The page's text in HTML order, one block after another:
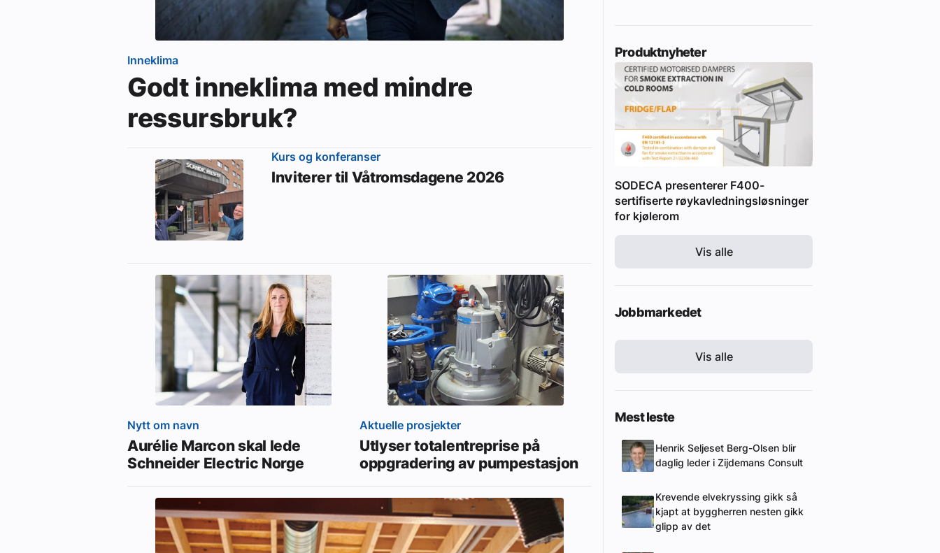
Inneklima
Godt inneklima med mindre
ressursbruk?
Kurs og konferanser
Inviterer til Våtromsdagene 2026
Nytt om navn
Aurélie Marcon skal lede
Schneider Electric Norge
Aktuelle prosjekter
Utlyser totalentreprise på
oppgradering av pumpestasjon
Produktnyheter
SODECA presenterer F400-
sertifiserte røykavledningsløsninger
for kjølerom
Vis alle
Jobbmarkedet
Vis alle
Mest leste
Henrik Seljeset Berg-Olsen blir
daglig leder i Zijdemans Consult
Krevende elvekryssing gikk så
kjapt at byggherren nesten gikk
glipp av det